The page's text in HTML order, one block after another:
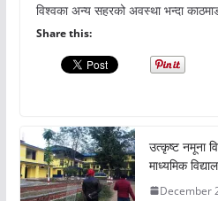
विश्वका अन्य सहरको अवस्था भन्दा
Share this:
उत्कृष्ट नमूना
माध्यमिक
December